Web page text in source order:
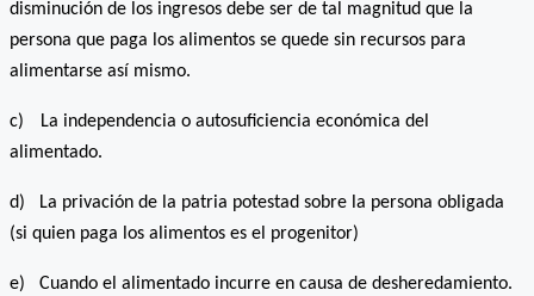
disminución de los ingresos debe ser de tal magnitud que la
persona que paga los alimentos se quede sin recursos para
alimentarse así mismo.
c)
La independencia o autosuficiencia económica del
alimentado.
d)
La privación de la patria potestad sobre la persona obligada
(si quien paga los alimentos es el progenitor)
e) Cuando el alimentado incurre en causa de desheredamiento.